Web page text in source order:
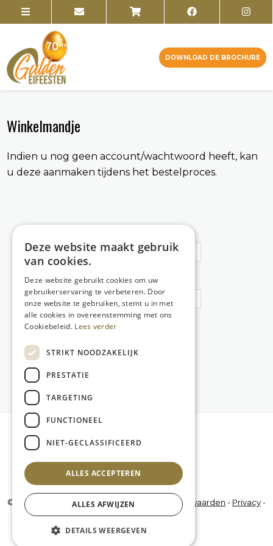
DOWNLOAD DE BROCHURE
Winkelmandje
Indien u nog geen account/wachtwoord heeft, kan
u deze aanmaken tijdens het bestelproces.
Wachtwoord
Wachtwoord vergeten?
© 2026 Gulden Eifeesten vzw -Algemene voorwaarden - Privacy-
KMOSites
Deze website maakt gebruik
van cookies.
Deze website gebruikt cookies om uw
gebruikerservaring te verbeteren. Door
onze website te gebruiken, stemt u in met
alle cookies in overeenstemming met ons
Cookiebeleid. Lees verder
STRIKT NOODZAKELIJK
PRESTATIE
TARGETING
FUNCTIONEEL
NIET-GECLASSIFICEERD
ALLES ACCEPTEREN
ALLES AFWIJZEN
DETAILS WEERGEVEN